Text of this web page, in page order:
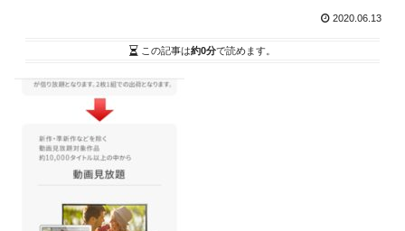
2020.06.13
この記事は約0分で読めます。